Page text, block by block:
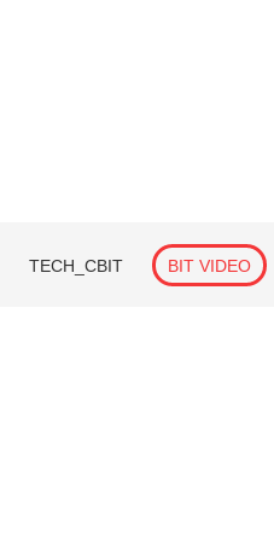
TECH_СВІТ BIT VIDEO